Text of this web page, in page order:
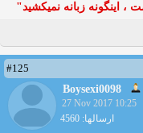
اينگونه زبانه نميكشيد"
#125
Boysexi0098
27 Nov 2017 10:25
ارسالها: 4560